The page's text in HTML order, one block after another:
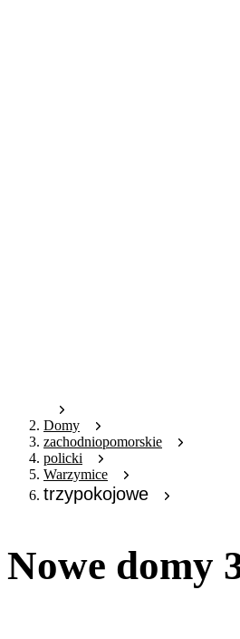
Domy
zachodniopomorskie
policki
Warzymice
trzypokojowe
Nowe domy